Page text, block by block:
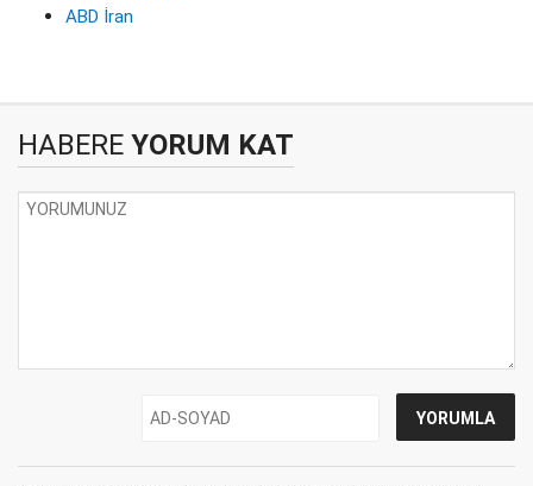
ABD İran
HABERE YORUM KAT